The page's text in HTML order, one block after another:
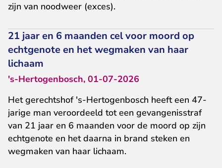
zijn van noodweer (exces).
21 jaar en 6 maanden cel voor moord op
echtgenote en het wegmaken van haar
lichaam
's-Hertogenbosch, 01-07-2026
Het gerechtshof 's-Hertogenbosch heeft een 47-
jarige man veroordeeld tot een gevangenisstraf
van 21 jaar en 6 maanden voor de moord op zijn
echtgenote en het daarna in brand steken en
wegmaken van haar lichaam.